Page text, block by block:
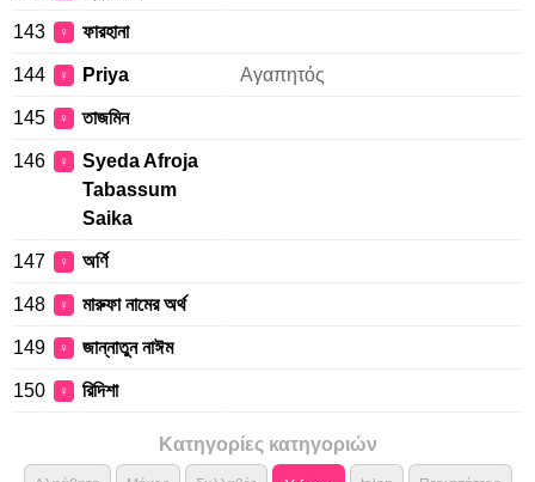
143 ♀ ফারহানা
144 ♀ Priya Αγαπητός
145 ♀ তাজমিন
146 ♀
Syeda Afroja
Tabassum
Saika
147 ♀ অর্ণি
148 ♀ মারুফা নামের অর্থ
149 ♀ জান্নাতুন নাঈম
150 ♀ রিদিশা
Κατηγορίες κατηγοριών